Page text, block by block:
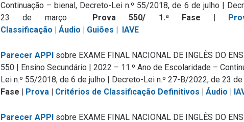
Continuação – bienal, Decreto-Lei n.º 55/2018, de 6 de julho |
23 de março Prova 550/ 1.ª Fase |
Classificação | Áudio | Guiões | IAVE
Parecer APPI sobre EXAME FINAL NACIONAL DE INGLÊS DO
550 | Ensino Secundário | 2022 – 11.º Ano de Escolaridade –
Lei n.º 55/2018, de 6 de julho | Decreto-Lei n.º 27-B/2022, de 23 de
Fase | Prova | Critérios de Classificação Definitivos | Áudio |
Parecer APPI sobre EXAME FINAL NACIONAL DE INGLÊS DO